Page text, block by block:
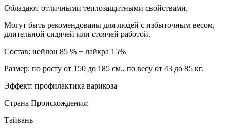
Обладают отличными теплозащитными свойствами.
Могут быть рекомендованы для людей с избыточным весом,
длительной сидячей или стоячей работой.
Состав: нейлон 85 % + лайкра 15%
Размер: по росту от 150 до 185 см., по весу от 43 до 85 кг.
Эффект: профилактика варикоза
Страна Происхождения:
Тайвань